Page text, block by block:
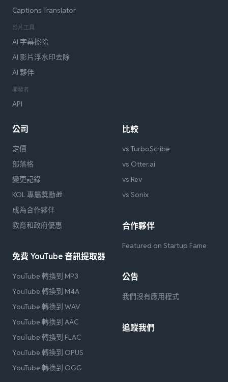
Captions Translator
影片工具
AI 字幕擦除
AI 影片浮水印去除
AI 夥伴
開發者
API
公司
定價
部落格
變更記錄
KOL 專屬獎勵🎁
成為合作夥伴
教育和政府優惠
免費 YouTube 音訊提取器
YouTube 轉換到 MP3
YouTube 轉換到 M4A
YouTube 轉換到 WAV
YouTube 轉換到 AAC
YouTube 轉換到 FLAC
YouTube 轉換到 OPUS
YouTube 轉換到 OGG
比較
vs TurboScribe
vs Otter.ai
vs Rev
vs Sonix
合作夥伴
Featured on Startup Fame
公告
我們沒有應用程式
追蹤我們